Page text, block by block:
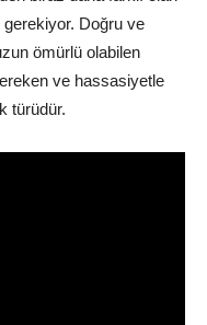
gerekiyor. Doğru ve
ömürlü olabilen
ve hassasiyetle
türüdür.